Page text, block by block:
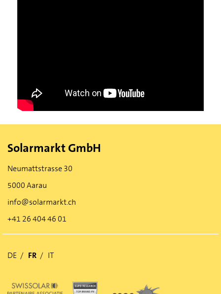
Solarmarkt GmbH
Neumattstrasse 30
5000 Aarau
info@solarmarkt.ch
+41 26 404 46 01
DE FR IT